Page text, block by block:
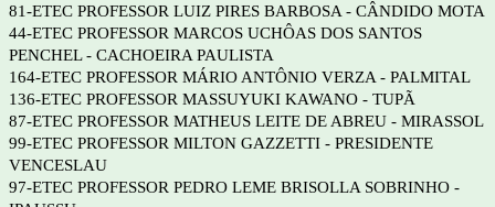
81-ETEC PROFESSOR LUIZ PIRES BARBOSA - CÂNDIDO MOTA
44-ETEC PROFESSOR MARCOS UCHÔAS DOS SANTOS
PENCHEL - CACHOEIRA PAULISTA
164-ETEC PROFESSOR MÁRIO ANTÔNIO VERZA - PALMITAL
136-ETEC PROFESSOR MASSUYUKI KAWANO - TUPÃ
87-ETEC PROFESSOR MATHEUS LEITE DE ABREU - MIRASSOL
99-ETEC PROFESSOR MILTON GAZZETTI - PRESIDENTE
VENCESLAU
97-ETEC PROFESSOR PEDRO LEME BRISOLLA SOBRINHO -